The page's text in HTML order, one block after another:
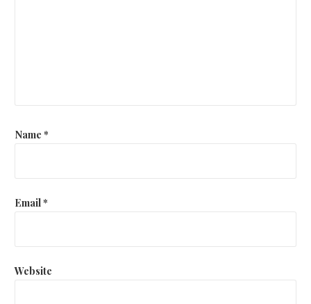
Name *
Email*
Website